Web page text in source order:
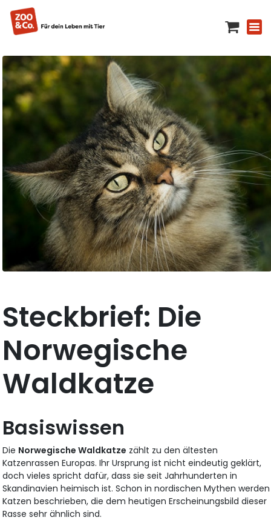
Steckbrief: Die
Norwegische
Waldkatze
Basiswissen
Die Norwegische Waldkatze zählt zu den ältesten
Katzenrassen Europas. Ihr Ursprung ist nicht eindeutig geklärt,
doch vieles spricht dafür, dass sie seit Jahrhunderten in
Skandinavien heimisch ist. Schon in nordischen Mythen werden
Katzen beschrieben, die dem heutigen Erscheinungsbild dieser
Rasse sehr ähnlich sind.